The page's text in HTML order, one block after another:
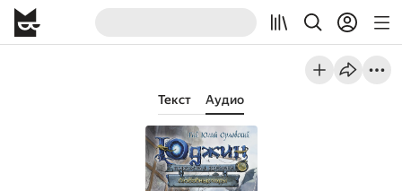
Текст Аудио